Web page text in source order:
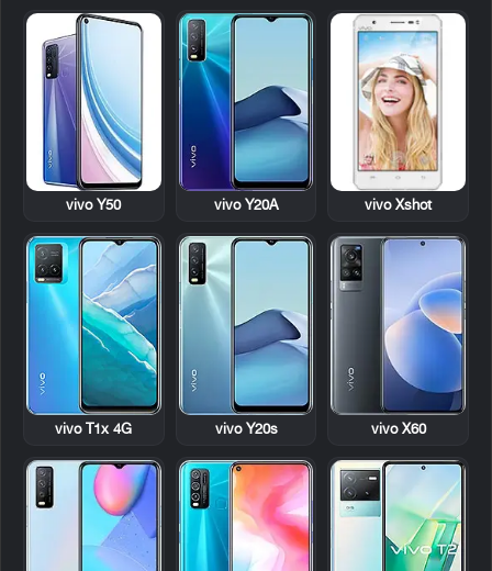
vivo Xshot
vivo Y20A
vivo Y50
vivo X60
vivo Y20s
vivo T1x 4G